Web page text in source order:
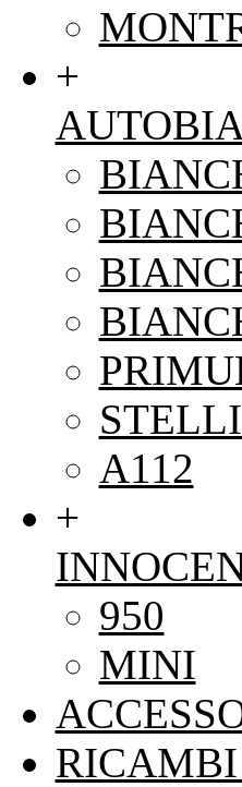
+
A112
+
950
MINI